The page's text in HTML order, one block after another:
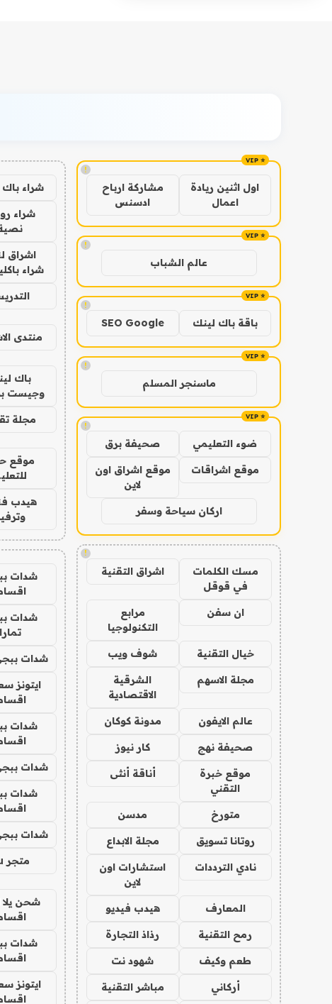
!
اول اثنين ريادة
اعمال
مشاركة ارباح
ادسنس
!
عالم الشباب
!
باقة باك لينك SEO Google
!
ماسنجر المسلم
!
ضوء التعليمي صحيفة برق
موقع اشراقات
موقع اشراق اون
لاين
اركان سياحة وسفر
!
مسك الكلمات
في قوقل
اشراق التقنية
ان سفن
مرابع
التكنولوجيا
خيال التقنية شوف ويب
مجلة الاسهم
الشرقية
الاقتصادية
عالم الايفون مدونة كوكان
صحيفة نهج كار نيوز
موقع خبرة
التقني
أناقة أنثى
متورخ مدسن
روتانا تسويق مجلة الابداع
نادي الترددات
استشارات اون
لاين
المعارف هيدب فيديو
رمح التقنية رذاذ التجارة
طعم وكيف شهود نت
أركاني مباشر التقنية
شراء
شراء
اشراق
شراء
منتدى
باك
وجيست
مجلة
موقع
هيدب
شدات
شدات
تمارا
شدات
ايتونز
شدات
شدات
شدات
شدات
متجر 4u
شحن يلا
شدات
ايتونز